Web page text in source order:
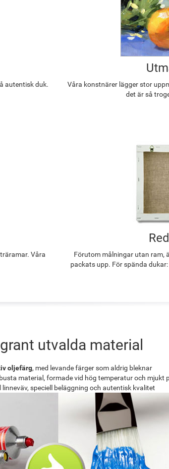
autentisk duk.
Våra konstnärer lägger stor
det är så
Våra
Förutom målningar utan ram,
packats upp. För spända
utvalda material
oljefärg, med levande färger som aldrig bleknar
material, formade vid hög temperatur och mjukt
linneväv, speciell beläggning och autentisk kvalitet